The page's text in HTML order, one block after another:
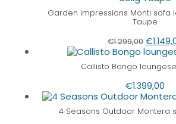
Garden Impressions Monti sofa
Taupe
€1.299,00 €
Callisto Bongo
€1.399,00
4 Seasons Outdoor Montera